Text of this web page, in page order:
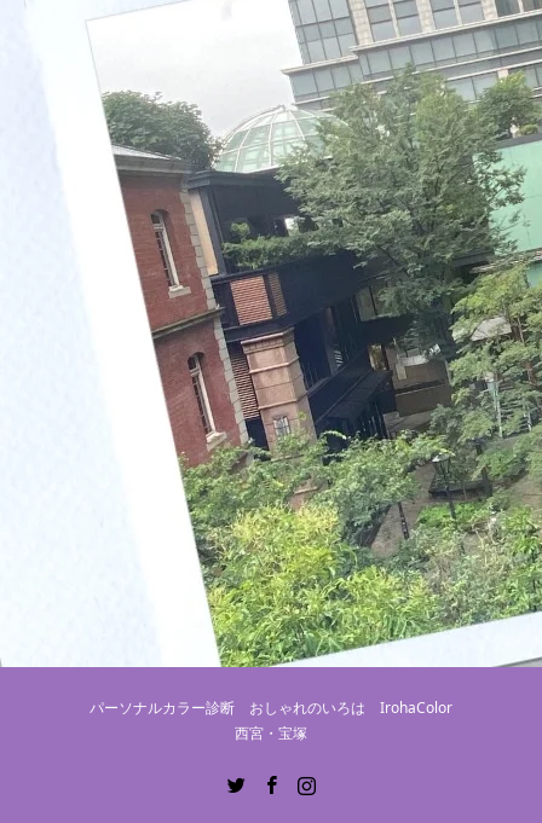
パーソナルカラー診断 おしゃれのいろは IrohaColor
西宮・宝塚